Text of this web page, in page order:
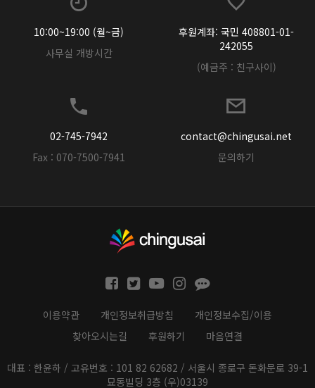
10:00~19:00 (월~금)
사무실 개방시간
후원계좌: 국민 408801-01-
242055
(예금주 : 친구사이)
02-745-7942
Fax : 070-7500-7941
contact@chingusai.net
문의하기
이용약관 개인정보취급방침
개인정보수집/이용
찾아오시는길
후원하기 마음연결
대표 : 한윤하 / 고유번호 : 101 82 62682 / 서울시 종로구 돈화문로 39-1
묘동빌딩 3층 (우)03139